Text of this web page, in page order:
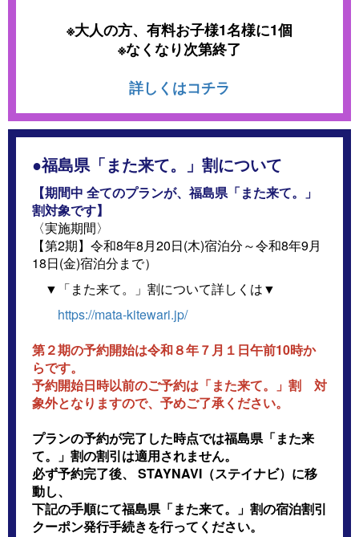
※大人の方、有料お子様1名様に1個
※なくなり次第終了
詳しくはコチラ
●福島県「また来て。」割について
【期間中 全てのプランが、福島県「また来て。」
割対象です】
〈実施期間〉
【第2期】令和8年8月20日(木)宿泊分～令和8年9月
18日(金)宿泊分まで）
▼「また来て。」割について詳しくは▼
https://mata-kitewari.jp/
第２期の予約開始は令和８年７月１日午前10時か
らです。
予約開始日時以前のご予約は「また来て。」割 対
象外となりますので、予めご了承ください。
プランの予約が完了した時点では福島県「また来
て。」割の割引は適用されません。
必ず予約完了後、 STAYNAVI（ステイナビ）に移
動し、
下記の手順にて福島県「また来て。」割の宿泊割引
クーポン発行手続きを行ってください。